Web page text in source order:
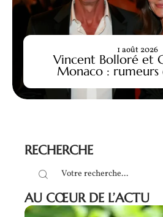
Vincent Bolloré et
Monaco : rumeurs
1 août 2026
RECHERCHE
AU CŒUR DE L’ACTU